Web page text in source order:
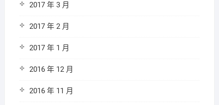
2017 年 3 月
2017 年 2 月
2017 年 1 月
2016 年 12 月
2016 年 11 月